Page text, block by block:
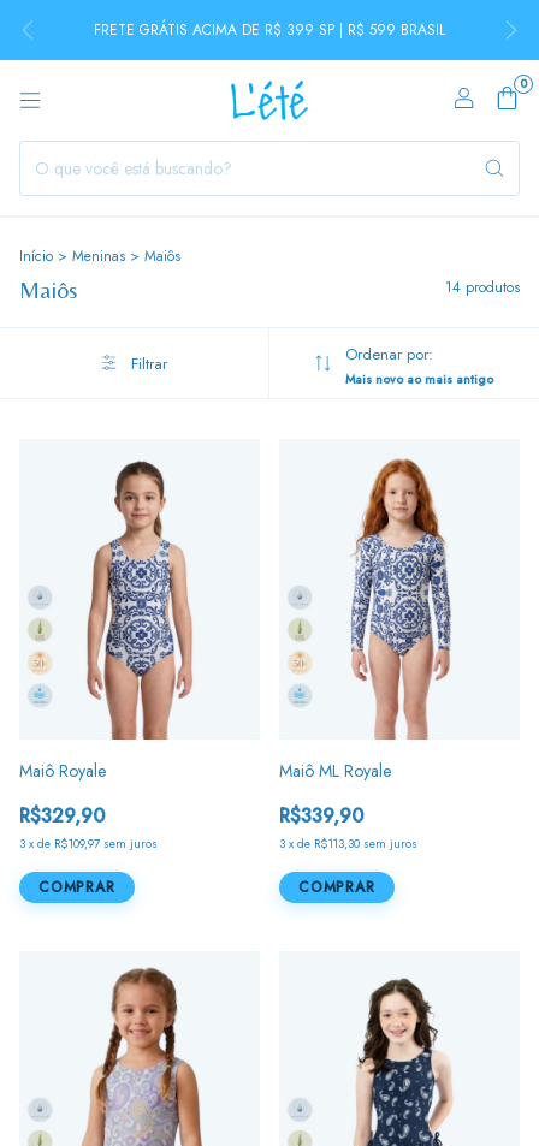
FRETE GRÁTIS ACIMA DE R$ 399 SP | R$ 599 BRASIL
0
Início > Meninas > Maiôs
Maiôs 14 produtos
Filtrar Ordenar por:
Mais novo ao mais antigo
Maiô Royale
R$329,90
3 x de R$109,97 sem juros
COMPRAR
Maiô ML Royale
R$339,90
3 x de R$113,30 sem juros
COMPRAR